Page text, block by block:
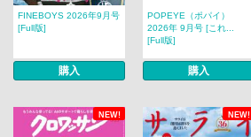
FINEBOYS 2026年9月号
[Full版]
購入
POPEYE（ポパイ）
2026年 9月号 [これ...
[Full版]
購入
NEW! NEW!